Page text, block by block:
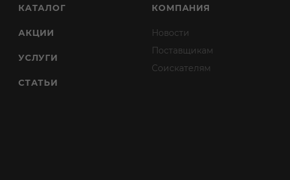
КАТАЛОГ
АКЦИИ
УСЛУГИ
СТАТЬИ
КОМПАНИЯ
Новости
Поставщикам
Соискателям